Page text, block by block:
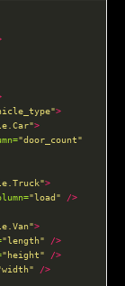
>
>
"door_count"
>
"load"
/>
>
"length"
/>
"height"
/>
/>